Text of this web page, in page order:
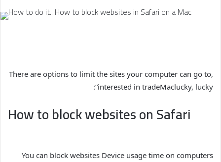
There are options to limit the sites your computer can go to,
Maclucky, lucky
interested in trade
“:
How to block websites on Safari
You can block websites Device usage time on computers